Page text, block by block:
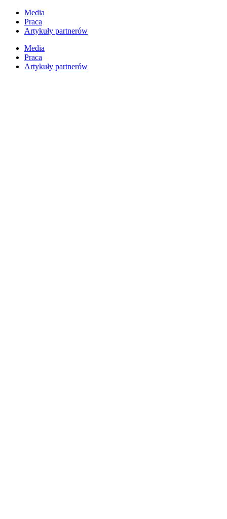
Media
Praca
Artykuły partnerów
Media
Praca
Artykuły partnerów